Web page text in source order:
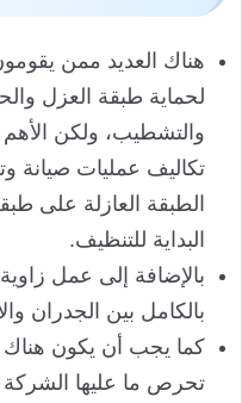
هناك العديد ممن
لحماية طبقة العزل
والتشطيب، ولكن الأهم
تكاليف عمليات صيانة
الطبقة العازلة على
البداية للتنظيف.
بالإضافة إلى عمل
بالكامل بين الجدران
كما يجب أن يكون
تحرص ما عليها الشركة